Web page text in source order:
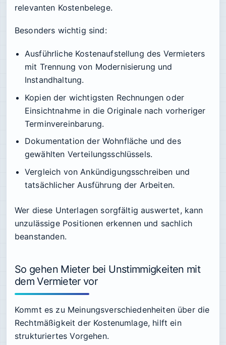
relevanten Kostenbelege.
Besonders wichtig sind:
Ausführliche Kostenaufstellung des Vermieters
mit Trennung von Modernisierung und
Instandhaltung.
Kopien der wichtigsten Rechnungen oder
Einsichtnahme in die Originale nach vorheriger
Terminvereinbarung.
Dokumentation der Wohnfläche und des
gewählten Verteilungsschlüssels.
Vergleich von Ankündigungsschreiben und
tatsächlicher Ausführung der Arbeiten.
Wer diese Unterlagen sorgfältig auswertet, kann
unzulässige Positionen erkennen und sachlich
beanstanden.
So gehen Mieter bei Unstimmigkeiten mit
dem Vermieter vor
Kommt es zu Meinungsverschiedenheiten über die
Rechtmäßigkeit der Kostenumlage, hilft ein
strukturiertes Vorgehen.